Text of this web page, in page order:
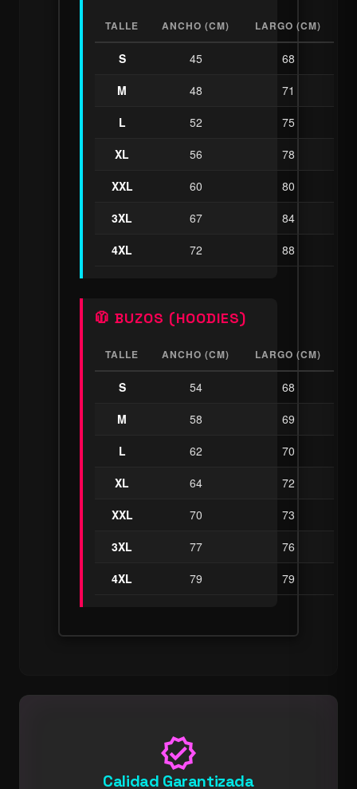
TALLE ANCHO (CM) LARGO (CM)
S 45
68
M
48
71
L
52
75
XL
56
78
XXL
60
80
3XL
67
84
4XL
72 88
🧥 BUZOS (HOODIES)
TALLE ANCHO (CM) LARGO (CM)
S 54
68
M
58
69
L
62
70
XL
64
72
XXL
70
73
3XL
77
76
4XL
79 79
verified
Calidad Garantizada